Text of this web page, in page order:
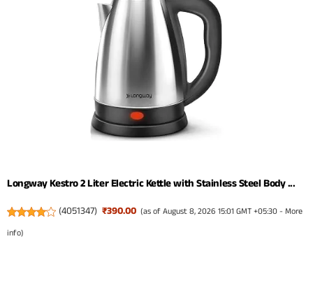
Longway Kestro 2 Liter Electric Kettle with Stainless Steel Body ...
(4051347) ₹390.00 (as of August 8, 2026 15:01 GMT +05:30 -More
info)